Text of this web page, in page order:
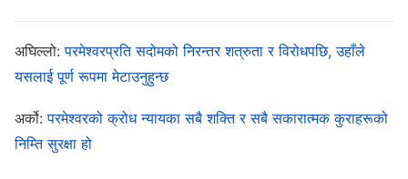
अघिल्लो:परमेश्‍वरप्रति सदोमको निरन्तर शत्रुता र विरोधपछि, उहाँले
यसलाई पूर्ण रूपमा मेटाउनुहुन्छ
अर्को:परमेश्‍वरको क्रोध न्यायका सबै शक्ति र सबै सकारात्मक कुराहरूको
निम्ति सुरक्षा हो